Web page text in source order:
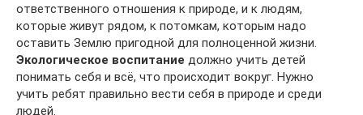
ответственного отношения к природе, и к людям,
которые живут рядом, к потомкам, которым надо
оставить Землю пригодной для полноценной жизни.
Экологическое воспитание должно учить детей
понимать себя и всё, что происходит вокруг. Нужно
учить ребят правильно вести себя в природе и среди
людей.